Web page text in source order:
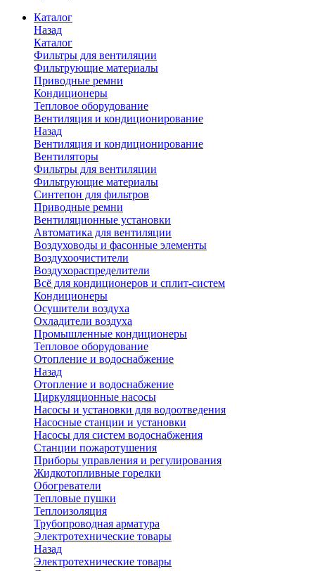
Каталог
Назад
Каталог
Фильтры для вентиляции
Фильтрующие материалы
Приводные ремни
Кондиционеры
Тепловое оборудование
Вентиляция и кондиционирование
Назад
Вентиляция и кондиционирование
Вентиляторы
Фильтры для вентиляции
Фильтрующие материалы
Синтепон для фильтров
Приводные ремни
Вентиляционные установки
Автоматика для вентиляции
Воздуховоды и фасонные элементы
Воздухоочистители
Воздухораспределители
Всё для кондиционеров и сплит-систем
Кондиционеры
Осушители воздуха
Охладители воздуха
Промышленные кондиционеры
Тепловое оборудование
Отопление и водоснабжение
Назад
Отопление и водоснабжение
Циркуляционные насосы
Насосы и установки для водоотведения
Насосные станции и установки
Насосы для систем водоснабжения
Станции пожаротушения
Приборы управления и регулирования
Жидкотопливные горелки
Обогреватели
Тепловые пушки
Теплоизоляция
Трубопроводная арматура
Электротехнические товары
Назад
Электротехнические товары